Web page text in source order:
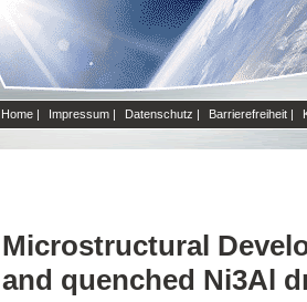
Home | Impressum | Datenschutz | Barrierefreiheit |
Microstructural
and quenched Ni3Al